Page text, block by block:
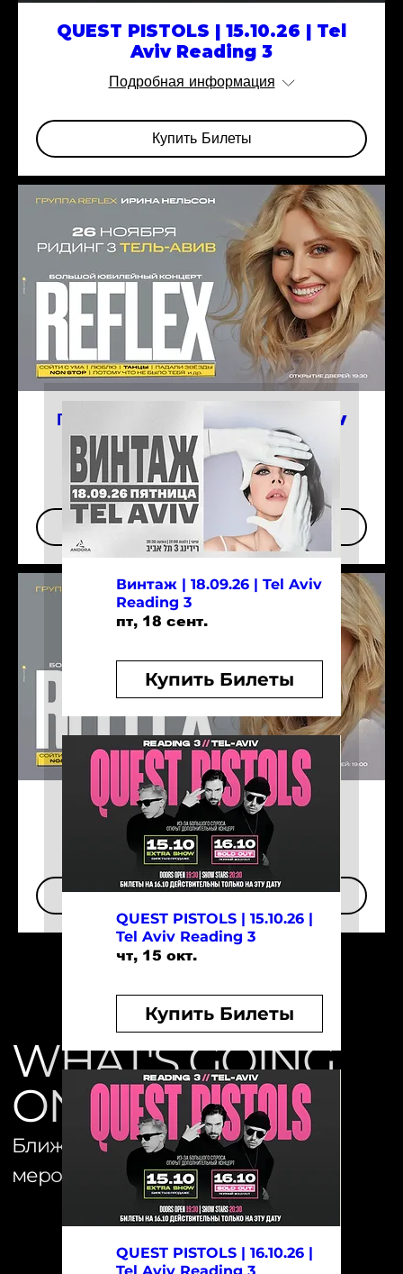
WHAT'S GOING
ON
Ближайшие
мероприятий
QUEST PISTOLS | 15.10.26 | Tel
Aviv Reading 3
Подробная информация
Купить Билеты
Группа REFLEX | 26.11 | Tel Aviv
Reading 3
Подробная информация
Купить Билеты
Группа REFLEX | 27.11 | HAIFA
Подробная информация
Купить Билеты
Винтаж | 18.09.26 | Tel Aviv
Reading 3
пт, 18 сент.
Купить Билеты
QUEST PISTOLS | 15.10.26 |
Tel Aviv Reading 3
чт, 15 окт.
Купить Билеты
QUEST PISTOLS | 16.10.26 |